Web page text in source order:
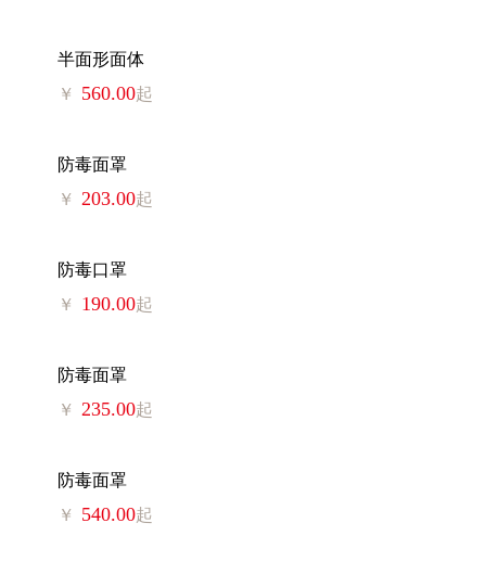
半面形面体
￥ 560.00起
防毒面罩
￥ 203.00起
防毒口罩
￥ 190.00起
防毒面罩
￥ 235.00起
防毒面罩
￥ 540.00起